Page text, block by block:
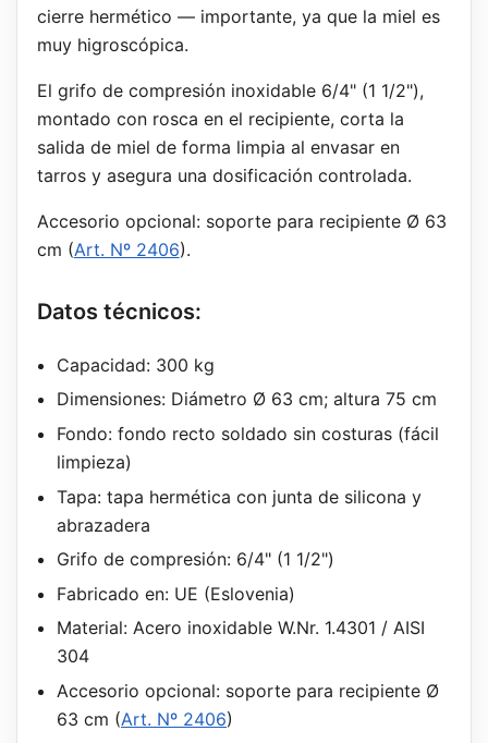
cierre hermético — importante, ya que la miel es
muy higroscópica.
El grifo de compresión inoxidable 6/4" (1 1/2"),
montado con rosca en el recipiente, corta la
salida de miel de forma limpia al envasar en
tarros y asegura una dosificación controlada.
Accesorio opcional: soporte para recipiente Ø 63
cm (Art. Nº 2406).
Datos técnicos:
Capacidad: 300 kg
Dimensiones: Diámetro Ø 63 cm; altura 75 cm
Fondo: fondo recto soldado sin costuras (fácil
limpieza)
Tapa: tapa hermética con junta de silicona y
abrazadera
Grifo de compresión: 6/4" (1 1/2")
Fabricado en: UE (Eslovenia)
Material: Acero inoxidable W.Nr. 1.4301 / AISI
304
Accesorio opcional: soporte para recipiente Ø
63 cm (Art. Nº 2406)